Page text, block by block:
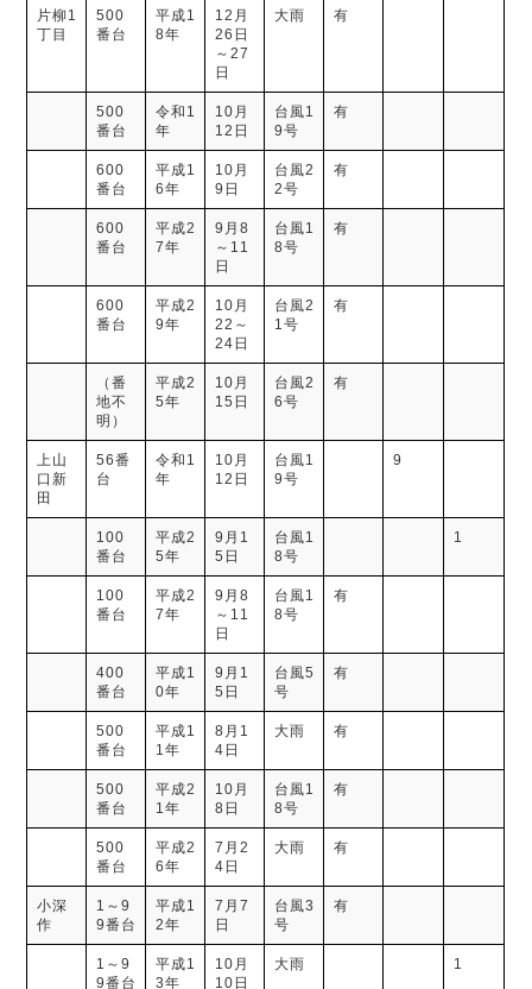
片柳1
丁目
500
番台
平成1
8年
12月
26日
～27
日
大雨 有
500
番台
令和1
年
10月
12日
台風1
9号
有
600
番台
平成1
6年
10月
9日
台風2
2号
有
600
番台
平成2
7年
9月8
～11
日
台風1
8号
有
600
番台
平成2
9年
10月
22～
24日
台風2
1号
有
（番
地不
明）
平成2
5年
10月
15日
台風2
6号
有
上山
口新
田
56番
台
令和1
年
10月
12日
台風1
9号
9
100
番台
平成2
5年
9月1
5日
台風1
8号
1
100
番台
平成2
7年
9月8
～11
日
台風1
8号
有
400
番台
平成1
0年
9月1
5日
台風5
号
有
500
番台
平成1
1年
8月1
4日
大雨 有
500
番台
平成2
1年
10月
8日
台風1
8号
有
500
番台
平成2
6年
7月2
4日
大雨 有
小深
作
1～9
9番台
平成1
2年
7月7
日
台風3
号
有
1～9
9番台
平成1
3年
10月
10日
大雨 1